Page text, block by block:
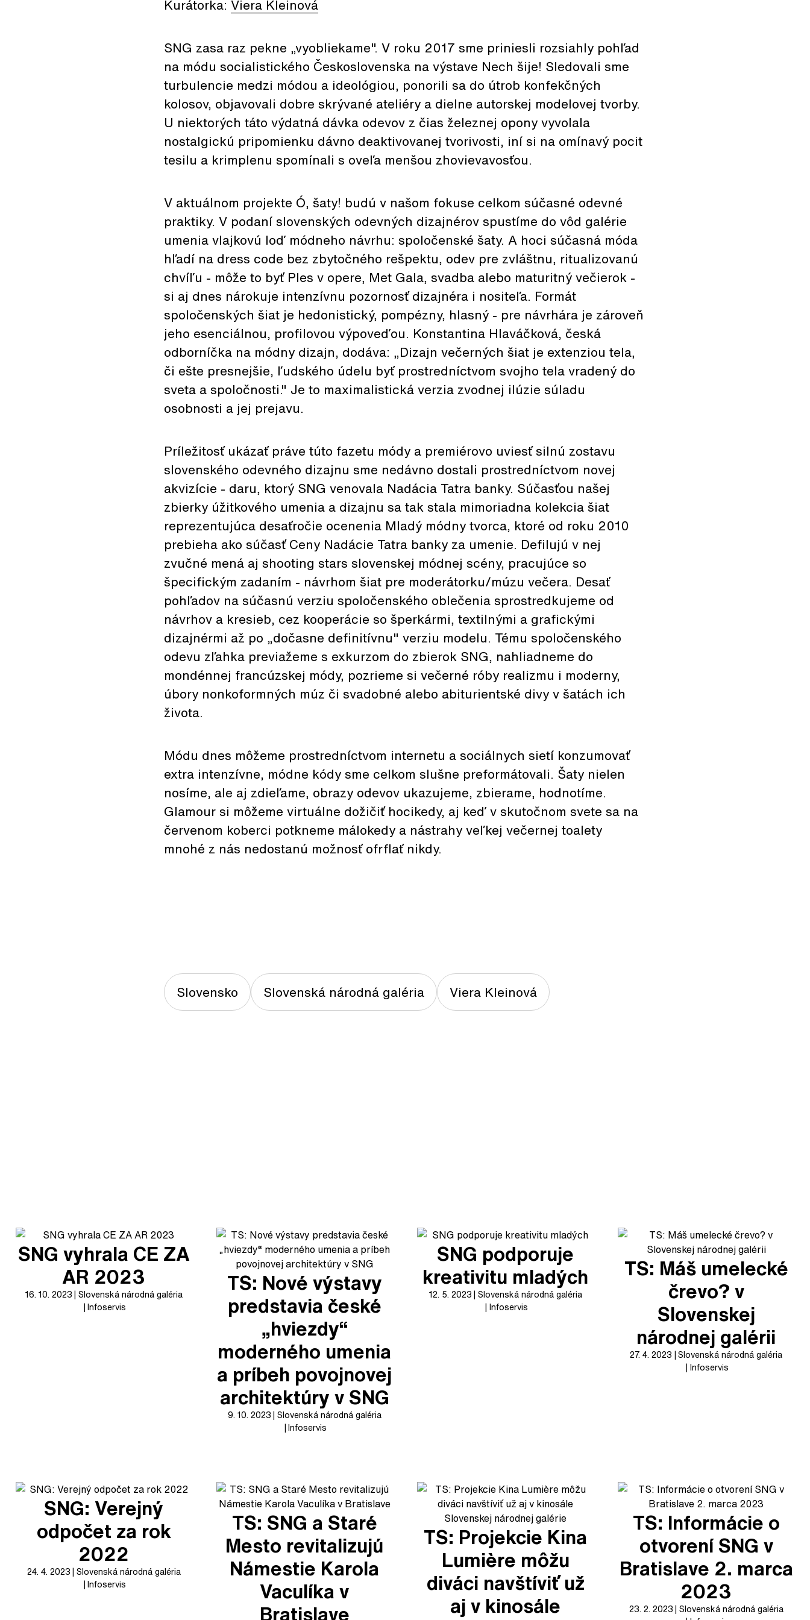
Kurátorka: Viera Kleinová
SNG zasa raz pekne „vyobliekame". V roku 2017 sme priniesli rozsiahly pohľad
na módu socialistického Československa na výstave Nech šije! Sledovali sme
turbulencie medzi módou a ideológiou, ponorili sa do útrob konfekčných
kolosov, objavovali dobre skrývané ateliéry a dielne autorskej modelovej tvorby.
U niektorých táto výdatná dávka odevov z čias železnej opony vyvolala
nostalgickú pripomienku dávno deaktivovanej tvorivosti, iní si na omínavý pocit
tesilu a krimplenu spomínali s oveľa menšou zhovievavosťou.
V aktuálnom projekte Ó, šaty! budú v našom fokuse celkom súčasné odevné
praktiky. V podaní slovenských odevných dizajnérov spustíme do vôd galérie
umenia vlajkovú loď módneho návrhu: spoločenské šaty. A hoci súčasná móda
hľadí na dress code bez zbytočného rešpektu, odev pre zvláštnu, ritualizovanú
chvíľu - môže to byť Ples v opere, Met Gala, svadba alebo maturitný večierok -
si aj dnes nárokuje intenzívnu pozornosť dizajnéra i nositeľa. Formát
spoločenských šiat je hedonistický, pompézny, hlasný - pre návrhára je zároveň
jeho esenciálnou, profilovou výpoveďou. Konstantina Hlaváčková, česká
odborníčka na módny dizajn, dodáva: „Dizajn večerných šiat je extenziou tela,
či ešte presnejšie, ľudského údelu byť prostredníctvom svojho tela vradený do
sveta a spoločnosti." Je to maximalistická verzia zvodnej ilúzie súladu
osobnosti a jej prejavu.
Príležitosť ukázať práve túto fazetu módy a premiérovo uviesť silnú zostavu
slovenského odevného dizajnu sme nedávno dostali prostredníctvom novej
akvizície - daru, ktorý SNG venovala Nadácia Tatra banky. Súčasťou našej
zbierky úžitkového umenia a dizajnu sa tak stala mimoriadna kolekcia šiat
reprezentujúca desaťročie ocenenia Mladý módny tvorca, ktoré od roku 2010
prebieha ako súčasť Ceny Nadácie Tatra banky za umenie. Defilujú v nej
zvučné mená aj shooting stars slovenskej módnej scény, pracujúce so
špecifickým zadaním - návrhom šiat pre moderátorku/múzu večera. Desať
pohľadov na súčasnú verziu spoločenského oblečenia sprostredkujeme od
návrhov a kresieb, cez kooperácie so šperkármi, textilnými a grafickými
dizajnérmi až po „dočasne definitívnu" verziu modelu. Tému spoločenského
odevu zľahka previažeme s exkurzom do zbierok SNG, nahliadneme do
mondénnej francúzskej módy, pozrieme si večerné róby realizmu i moderny,
úbory nonkoformných múz či svadobné alebo abiturientské divy v šatách ich
života.
Módu dnes môžeme prostredníctvom internetu a sociálnych sietí konzumovať
extra intenzívne, módne kódy sme celkom slušne preformátovali. Šaty nielen
nosíme, ale aj zdieľame, obrazy odevov ukazujeme, zbierame, hodnotíme.
Glamour si môžeme virtuálne dožičiť hocikedy, aj keď v skutočnom svete sa na
červenom koberci potkneme málokedy a nástrahy veľkej večernej toalety
mnohé z nás nedostanú možnosť ofrflať nikdy.
Slovensko Slovenská národná galéria Viera Kleinová
SNG vyhrala CE ZA
AR 2023
16. 10. 2023 Slovenská národná galéria
Infoservis
TS: Nové výstavy
predstavia české
„hviezdy“
moderného umenia
a príbeh povojnovej
architektúry v SNG
9. 10. 2023 Slovenská národná galéria
Infoservis
SNG podporuje
kreativitu mladých
12. 5. 2023 Slovenská národná galéria
Infoservis
TS: Máš umelecké
črevo? v
Slovenskej
národnej galérii
27. 4. 2023 Slovenská národná galéria
Infoservis
SNG: Verejný
odpočet za rok
2022
24. 4. 2023 Slovenská národná galéria
Infoservis
TS: SNG a Staré
Mesto revitalizujú
Námestie Karola
Vaculíka v
Bratislave
TS: Projekcie Kina
Lumière môžu
diváci navštíviť už
aj v kinosále
TS: Informácie o
otvorení SNG v
Bratislave 2. marca
2023
23. 2. 2023 Slovenská národná galéria